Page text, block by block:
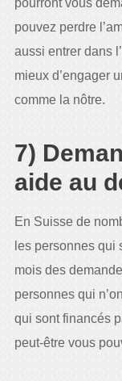
pouvez perdre
aussi entrer dans
mieux d’engager
comme la nôtre.
7)
aide au
En Suisse de
les personnes qui
mois des
personnes qui
qui sont financés
peut-être vous